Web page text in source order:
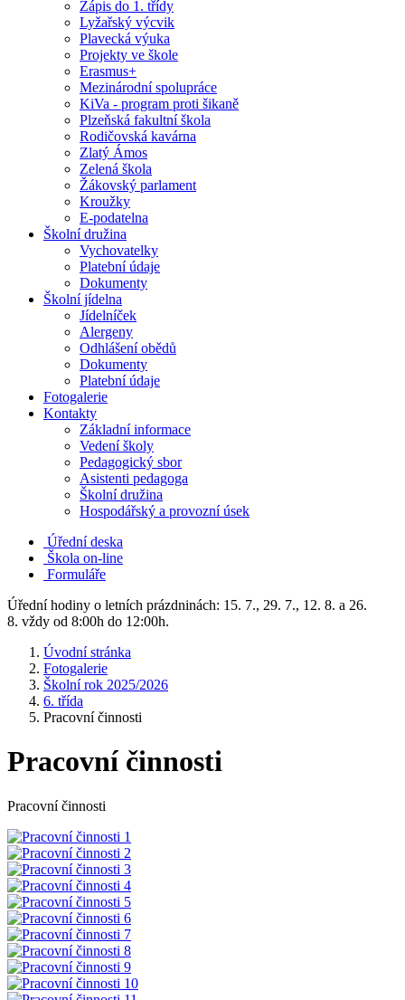
Zápis do 1. třídy
Lyžařský výcvik
Plavecká výuka
Projekty ve škole
Erasmus+
Mezinárodní spolupráce
KiVa - program proti šikaně
Plzeňská fakultní škola
Rodičovská kavárna
Zlatý Ámos
Zelená škola
Žákovský parlament
Kroužky
E-podatelna
Školní družina
Vychovatelky
Platební údaje
Dokumenty
Školní jídelna
Jídelníček
Alergeny
Odhlášení obědů
Dokumenty
Platební údaje
Fotogalerie
Kontakty
Základní informace
Vedení školy
Pedagogický sbor
Asistenti pedagoga
Školní družina
Hospodářský a provozní úsek
Úřední deska
Škola on-line
Formuláře
Úřední hodiny o letních prázdninách: 15. 7., 29. 7., 12. 8. a 26.
8. vždy od 8:00h do 12:00h.
Úvodní stránka
Fotogalerie
Školní rok 2025/2026
6. třída
Pracovní činnosti
Pracovní činnosti
Pracovní činnosti